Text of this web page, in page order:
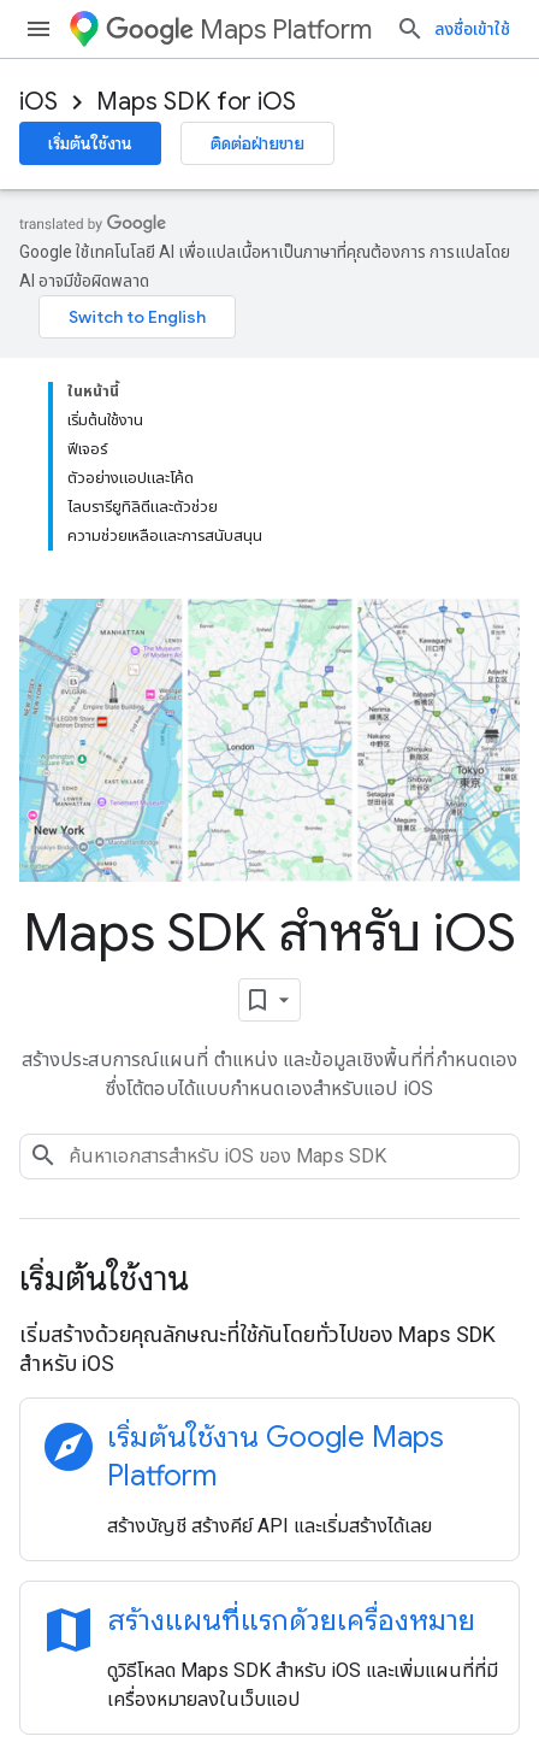
Maps Platform ลงชื่อเข้าใช้
iOS Maps SDK for iOS
เริ่มต้นใช้งาน ติดต่อฝ่ายขาย
Google ใช้เทคโนโลยี AI เพื่อแปลเนื้อหาเป็นภาษาที่คุณต้องการ การแปลโดย
AI อาจมีข้อผิดพลาด
ในหน้านี้
เริ่มต้นใช้งาน
ฟีเจอร์
ตัวอย่างแอปและโค้ด
ไลบรารียูทิลิตีและตัวช่วย
ความช่วยเหลือและการสนับสนุน
Maps SDK สำหรับ iOS
สร้างประสบการณ์แผนที่ ตำแหน่ง และข้อมูลเชิงพื้นที่ที่กำหนดเอง
ซึ่งโต้ตอบได้แบบกำหนดเองสำหรับแอป iOS
เริ่มต้นใช้งาน
เริ่มสร้างด้วยคุณลักษณะที่ใช้กันโดยทั่วไปของ Maps SDK
สำหรับ iOS
explore เริ่มต้นใช้งาน Google Maps
Platform
สร้างบัญชี สร้างคีย์ API และเริ่มสร้างได้เลย
map สร้างแผนที่แรกด้วยเครื่องหมาย
ดูวิธีโหลด Maps SDK สำหรับ iOS และเพิ่มแผนที่ที่มี
เครื่องหมายลงในเว็บแอป